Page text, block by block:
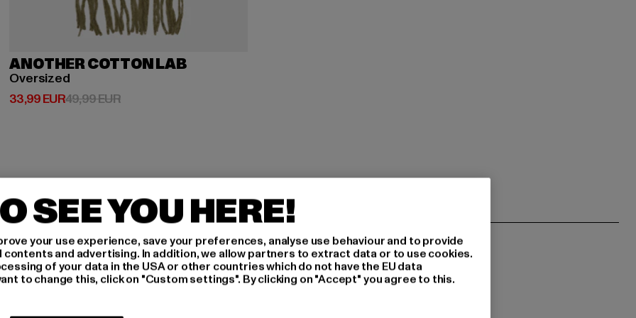
ANOTHER COTTON LAB
Oversized
33,99 EUR
Prix courant: 33,99 EUR
49,99 EURPrix en promotion: 49,99 EUR
SEE YOU HERE!
your use experience, save your preferences, analyse use behaviour and to provide
and advertising. In addition, we allow partners to extract data or to use cookies.
of your data in the USA or other countries which do not have the EU data
to change this, click on "Custom settings". By clicking on "Accept" you agree to this.